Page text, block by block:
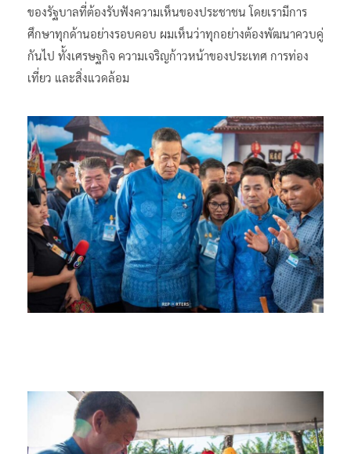
ของรัฐบาลที่ต้องรับฟังความเห็นของประชาชน โดยเรามีการ
ศึกษาทุกด้านอย่างรอบคอบ ผมเห็นว่าทุกอย่างต้องพัฒนาควบคู่
กันไป ทั้งเศรษฐกิจ ความเจริญก้าวหน้าของประเทศ การท่อง
เที่ยว และสิ่งแวดล้อม